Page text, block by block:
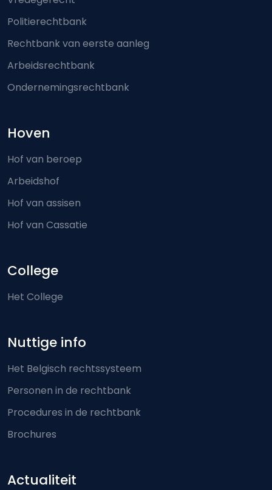
Politierechtbank
Rechtbank van eerste aanleg
Arbeidsrechtbank
Ondernemingsrechtbank
Hoven
Hof van beroep
Arbeidshof
Hof van assisen
Hof van Cassatie
College
Het College
Nuttige info
Het Belgisch rechtssysteem
Personen in de rechtbank
Procedures in de rechtbank
Brochures
Actualiteit